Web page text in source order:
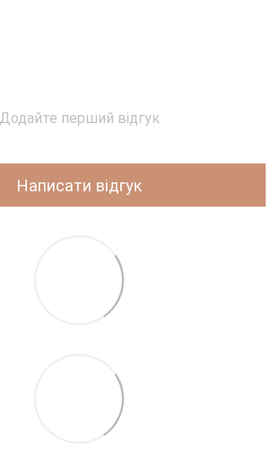
Додайте перший відгук
Написати відгук